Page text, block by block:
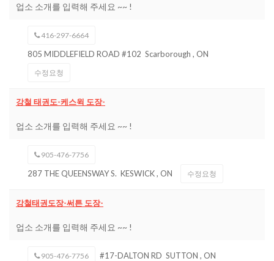
업소 소개를 입력해 주세요 ~~ !
416-297-6664
805 MIDDLEFIELD ROAD #102 Scarborough , ON
수정요청
강철 태권도-케스윅 도장-
업소 소개를 입력해 주세요 ~~ !
905-476-7756
287 THE QUEENSWAY S. KESWICK, ON 수정요청
강철태권도장-써튼 도장-
업소 소개를 입력해 주세요 ~~ !
905-476-7756 #17-DALTON RD SUTTON , ON